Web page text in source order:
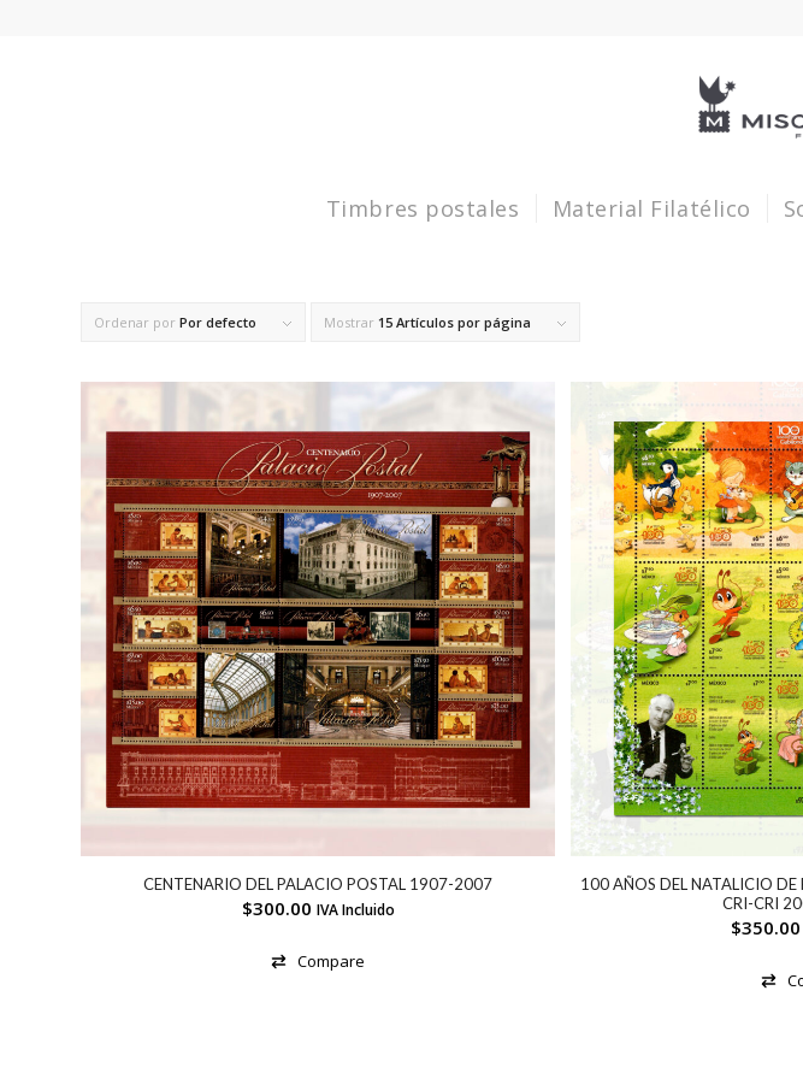
Timbres postales Material Filatélico
Ordenar por Por defecto Mostrar 15 Artículos por página
CENTENARIO DEL PALACIO POSTAL 1907-2007
$300.00 IVA Incluido
Compare
100 AÑOS DEL NATALICIO DE
CRI-CRI
$350.00